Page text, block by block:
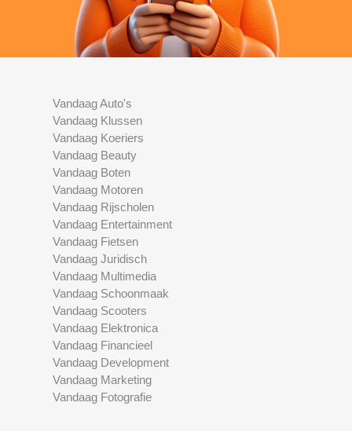
Vandaag Auto's
Vandaag Klussen
Vandaag Koeriers
Vandaag Beauty
Vandaag Boten
Vandaag Motoren
Vandaag Rijscholen
Vandaag Entertainment
Vandaag Fietsen
Vandaag Juridisch
Vandaag Multimedia
Vandaag Schoonmaak
Vandaag Scooters
Vandaag Elektronica
Vandaag Financieel
Vandaag Development
Vandaag Marketing
Vandaag Fotografie